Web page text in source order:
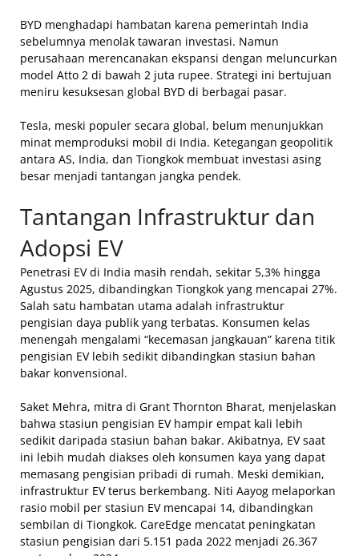
BYD menghadapi hambatan karena pemerintah India
sebelumnya menolak tawaran investasi. Namun
perusahaan merencanakan ekspansi dengan meluncurkan
model Atto 2 di bawah 2 juta rupee. Strategi ini bertujuan
meniru kesuksesan global BYD di berbagai pasar.
Tesla, meski populer secara global, belum menunjukkan
minat memproduksi mobil di India. Ketegangan geopolitik
antara AS, India, dan Tiongkok membuat investasi asing
besar menjadi tantangan jangka pendek.
Tantangan Infrastruktur dan
Adopsi EV
Penetrasi EV di India masih rendah, sekitar 5,3% hingga
Agustus 2025, dibandingkan Tiongkok yang mencapai 27%.
Salah satu hambatan utama adalah infrastruktur
pengisian daya publik yang terbatas. Konsumen kelas
menengah mengalami “kecemasan jangkauan” karena titik
pengisian EV lebih sedikit dibandingkan stasiun bahan
bakar konvensional.
Saket Mehra, mitra di Grant Thornton Bharat, menjelaskan
bahwa stasiun pengisian EV hampir empat kali lebih
sedikit daripada stasiun bahan bakar. Akibatnya, EV saat
ini lebih mudah diakses oleh konsumen kaya yang dapat
memasang pengisian pribadi di rumah. Meski demikian,
infrastruktur EV terus berkembang. Niti Aayog melaporkan
rasio mobil per stasiun EV mencapai 14, dibandingkan
sembilan di Tiongkok. CareEdge mencatat peningkatan
stasiun pengisian dari 5.151 pada 2022 menjadi 26.367